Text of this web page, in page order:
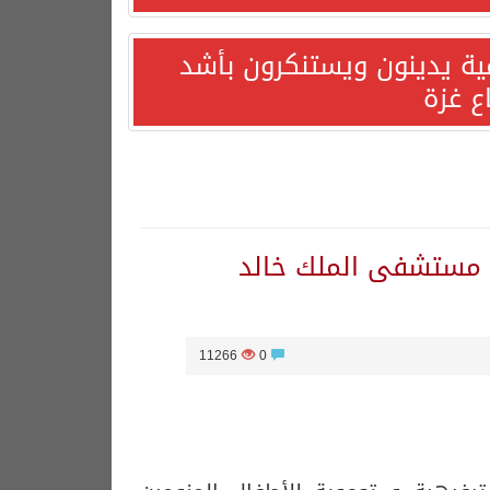
يدينون ويستنكرون بأشد
غزة
مستشفى الملك خالد
0
11266